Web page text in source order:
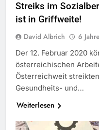
Streiks im
ist in Griffweite!
David Albrich 6
Der 12. Februar 2020
österreichischen
Österreichweit
Gesundheits- und…
Weiterlesen